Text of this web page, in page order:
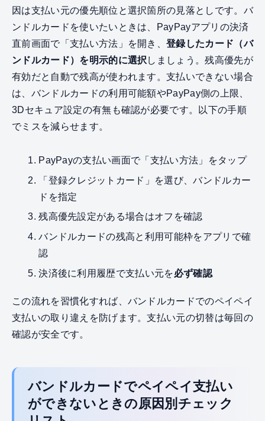
因は支払い元の優先順位と選択箇所の見落としです。バ
ンドルカードを使いたいときは、PayPayアプリの決済
直前画面で「支払い方法」を開き、登録したカード（バ
ンドルカード）を明示的に選択 しましょう。残高優先が
有効だと自動で残高が使われます。支払いできない場合
は、バンドルカードの利用可能額やPayPay側の上限、
3Dセキュア設定の有無も確認が必要です。以下の手順
でミスを減らせます。
PayPayの支払い画面で「支払い方法」をタップ
「登録クレジットカード」を選び、バンドルカー
ドを指定
残高優先設定がある場合はオフを確認
バンドルカードの残高と利用可能枠をアプリで確
認
決済後に利用履歴で支払い元を必ず確認
この流れを習慣化すれば、バンドルカードでのペイペイ
支払いの取り違えを防げます。支払い元の切替は毎回の
確認が安全です。
バンドルカードでペイペイ支払い
ができないときの原因別チェック